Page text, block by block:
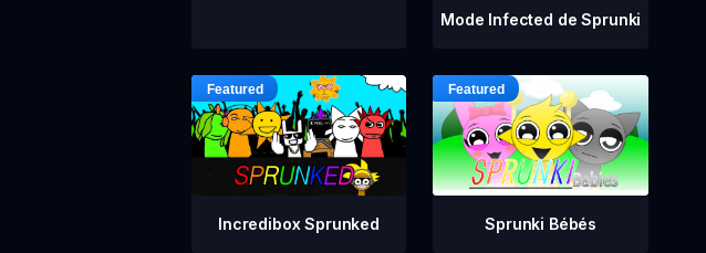
Mode Infected de Sprunki
Incredibox Sprunked Sprunki Bébés